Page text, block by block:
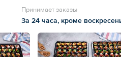
Принимает заказы
За 24 часа, кроме